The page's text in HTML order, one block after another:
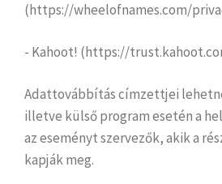
(https://wheelofnames.com/
- Kahoot! (https://
Adattovábbítás címzettjei
illetve külső program esetén a
az eseményt szervezők, akik a
kapják meg.